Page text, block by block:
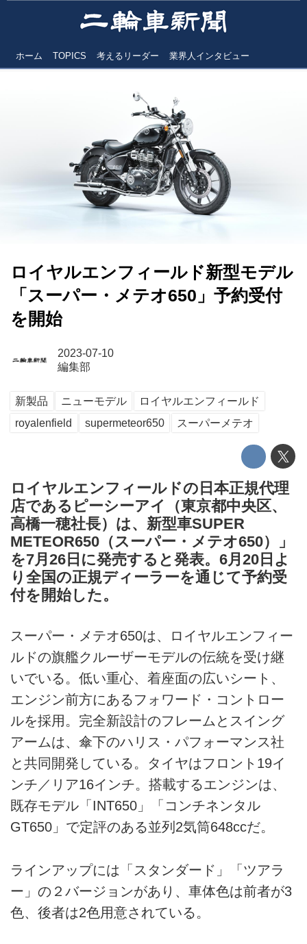
ホーム TOPICS 考えるリーダー 業界人インタビュー
ロイヤルエンフィールド新型モデル
「スーパー・メテオ650」予約受付
を開始
2023-07-10
編集部
新製品 ニューモデル
ロイヤルエンフィールド
royalenfield
supermeteor650 スーパーメテオ
ロイヤルエンフィールドの日本正規代理
店であるピーシーアイ（東京都中央区、
高橋一穂社長）は、新型車SUPER
METEOR650（スーパー・メテオ650）」
を7月26日に発売すると発表。6月20日よ
り全国の正規ディーラーを通じて予約受
付を開始した。
スーパー・メテオ650は、ロイヤルエンフィー
ルドの旗艦クルーザーモデルの伝統を受け継
いでいる。低い重心、着座面の広いシート、
エンジン前方にあるフォワード・コントロー
ルを採用。完全新設計のフレームとスイング
アームは、傘下のハリス・パフォーマンス社
と共同開発している。タイヤはフロント19イ
ンチ／リア16インチ。搭載するエンジンは、
既存モデル「INT650」「コンチネンタル
GT650」で定評のある並列2気筒648ccだ。
ラインアップには「スタンダード」「ツアラ
ー」の２バージョンがあり、車体色は前者が3
色、後者は2色用意されている。